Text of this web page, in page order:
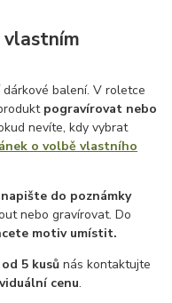
balení. V roletce
pogravírovat nebo
nevíte, kdy vybrat
o volbě vlastního
do poznámky
nebo gravírovat. Do
motiv umístit.
od 5 kusů nás kontaktujte
cenu.